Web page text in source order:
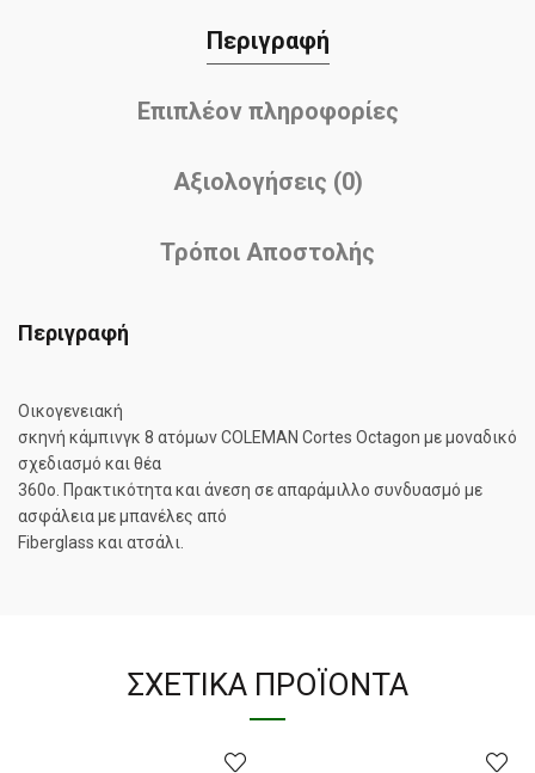
Περιγραφή
Επιπλέον πληροφορίες
Αξιολογήσεις (0)
Τρόποι Αποστολής
Περιγραφή
Οικογενειακή
σκηνή κάμπινγκ 8 ατόμων COLEMAN Cortes Octagon με μοναδικό
σχεδιασμό και θέα
360ο. Πρακτικότητα και άνεση σε απαράμιλλο συνδυασμό με
ασφάλεια με μπανέλες από
Fiberglass και ατσάλι.
ΣΧΕΤΙΚΆ ΠΡΟΪΌΝΤΑ